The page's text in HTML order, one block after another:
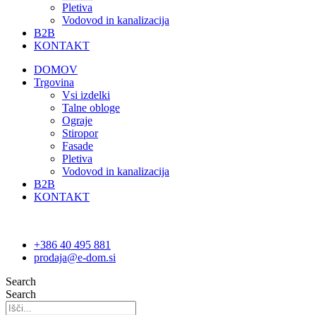
Pletiva
Vodovod in kanalizacija
B2B
KONTAKT
DOMOV
Trgovina
Vsi izdelki
Talne obloge
Ograje
Stiropor
Fasade
Pletiva
Vodovod in kanalizacija
B2B
KONTAKT
+386 40 495 881
prodaja@e-dom.si
Search
Search